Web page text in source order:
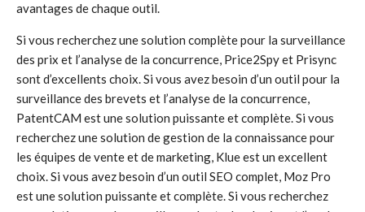
avantages de chaque outil.
Si vous recherchez une solution complète pour la surveillance
des prix et l’analyse de la concurrence, Price2Spy et Prisync
sont d’excellents choix. Si vous avez besoin d’un outil pour la
surveillance des brevets et l’analyse de la concurrence,
PatentCAM est une solution puissante et complète. Si vous
recherchez une solution de gestion de la connaissance pour
les équipes de vente et de marketing, Klue est un excellent
choix. Si vous avez besoin d’un outil SEO complet, Moz Pro
est une solution puissante et complète. Si vous recherchez